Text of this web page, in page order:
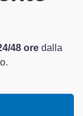
48 ore dalla